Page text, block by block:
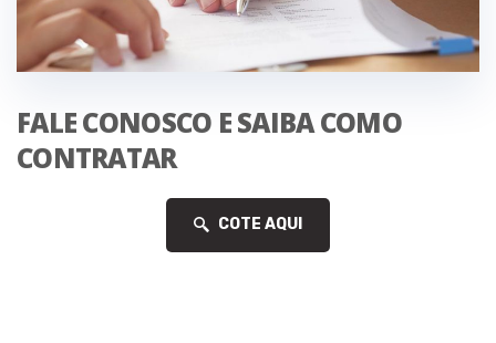
FALE CONOSCO E SAIBA COMO
CONTRATAR
COTE AQUI